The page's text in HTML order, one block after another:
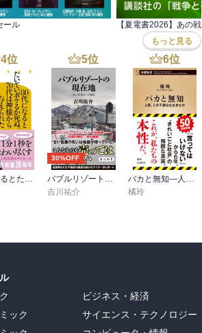
日本も巻き込まれるって懸念があったのだ
ール
もっと見る
4位
80代になるとたいていボケるか死ぬ。70代は神様から与えられた特別な時間
5位
30%OFF
バブルリゾートの現在地 区分所有という迷宮
吉川祐介
6位
バカと無知―人間、この不都合な生きもの―（新潮新書）
橘玲
ック
ビジネス・経済
サイエンス・テクノロジー